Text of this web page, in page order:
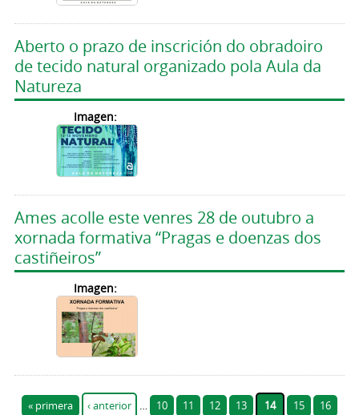
Aberto o prazo de inscrición do obradoiro
de tecido natural organizado pola Aula da
Natureza
Imagen:
Ames acolle este venres 28 de outubro a
xornada formativa “Pragas e doenzas dos
castiñeiros”
Imagen:
« primera ‹ anterior … 10 11 12 13 14 15 16